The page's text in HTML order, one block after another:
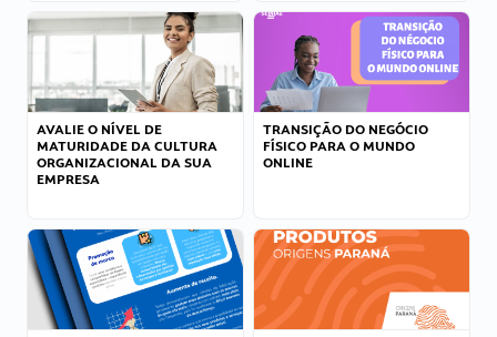
AVALIE O NÍVEL DE
MATURIDADE DA CULTURA
ORGANIZACIONAL DA SUA
EMPRESA
TRANSIÇÃO DO NEGÓCIO
FÍSICO PARA O MUNDO
ONLINE